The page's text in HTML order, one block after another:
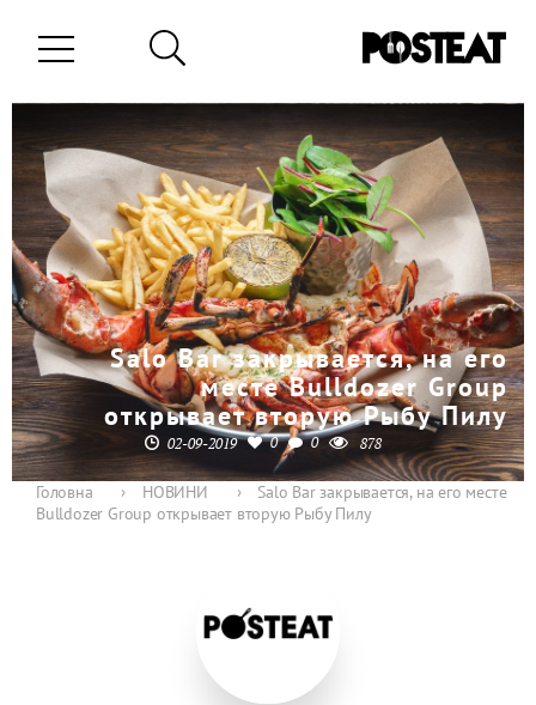
Salo Bar закрывается, на его
месте Bulldozer Group
открывает вторую Рыбу Пилу
02-09-2019 0 0 878
Головна › НОВИНИ ›
Salo Bar закрывается, на его месте
Bulldozer Group открывает вторую Рыбу Пилу